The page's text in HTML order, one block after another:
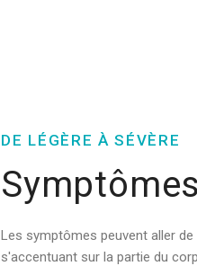
DE LÉGÈRE À SÉVÈRE
Symptômes
Les symptômes peuvent aller
s'accentuant sur la partie du